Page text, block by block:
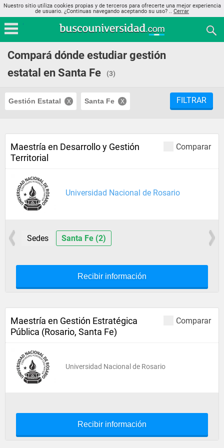
Nuestro sitio utiliza cookies propias y de terceros para ofrecerte una mejor experiencia
de usuario. ¿Continuas navegando aceptando su uso? .. Cerrar
Compará dónde estudiar gestión
estatal en Santa Fe
(3)
Gestión Estatal Santa Fe FILTRAR
Comparar
Maestría en Desarrollo y Gestión
Territorial
Universidad Nacional de Rosario
Sedes Santa Fe (2)
Recibir información
Comparar
Maestría en Gestión Estratégica
Pública (Rosario, Santa Fe)
Universidad Nacional de Rosario
Recibir información